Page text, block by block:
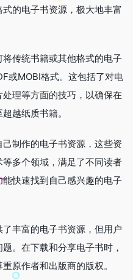
的电子书资源，极大地丰富
传统书籍或其他格式的电子
或MOBI格式。这包括了对电
理等方面的技巧，以确保在
越纸质书籍。
制作的电子书资源，这些资
多个领域，满足了不同读者
快速找到自己感兴趣的电子
丰富的电子书资源，但用户
。在下载和分享电子书时，
原作者和出版商的版权。